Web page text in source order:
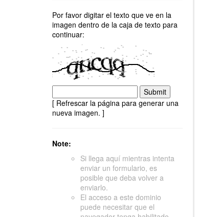
Por favor digitar el texto que ve en la
imagen dentro de la caja de texto para
continuar:
[ Refrescar la página para generar una
nueva imagen. ]
Note:
Si llega aquí mientras intenta
enviar un formulario, es
posible que deba volver a
enviarlo.
El acceso a este dominio
puede necesitar que el